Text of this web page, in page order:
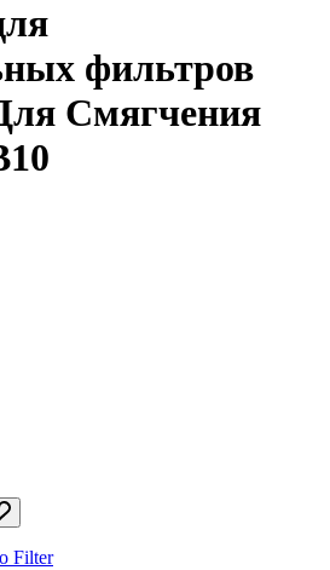
фильтров
Смягчения
Filter